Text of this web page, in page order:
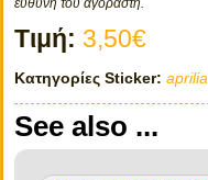
Τιμή: 3,50€
Κατηγορίες Sticker: aprilia
See also ...